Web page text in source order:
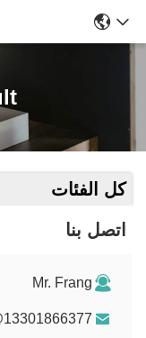
كل الفئات
اتصل بنا
Mr. Frang
13301866377@163.com